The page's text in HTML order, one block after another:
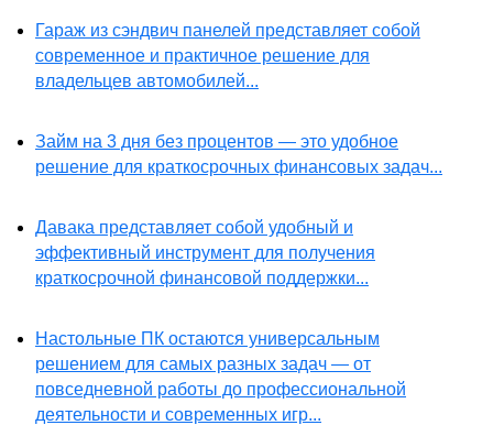
Гараж из сэндвич панелей представляет собой
современное и практичное решение для
владельцев автомобилей...
Займ на 3 дня без процентов — это удобное
решение для краткосрочных финансовых задач...
Давака представляет собой удобный и
эффективный инструмент для получения
краткосрочной финансовой поддержки...
Настольные ПК остаются универсальным
решением для самых разных задач — от
повседневной работы до профессиональной
деятельности и современных игр...